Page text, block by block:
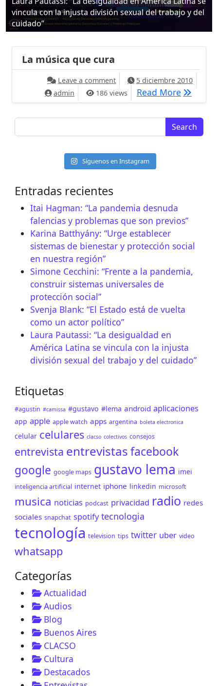
vincula con la injusta división sexual del trabajo y del
cuidado”
La música que cura
Leave a commenton La música que cura
5 diciembre 2010
admin
186 views Read More La
Search for:
Síguenos en Instagram
Entradas recientes
Itai Hagman: “La pandemia desnuda
falencias y problemas que son previos”
Karina Batthyány: “Urge establecer
sistemas de bienestar y protección social
en nuestra región”
Simone Cecchini: “Frente a la pandemia,
construir sistemas universales de
protección social”
Svenja Blank: “El Estado está de vuelta
como un actor político”
Laura Pautassi: “La desigualdad en
América Latina se vincula con la injusta
división sexual del trabajo y del cuidado”
Etiquetas
#agustin #camissa #gustavo #lema android aplicaciones
app apple apple watch apps argentina boleta electronica
celular celulares clacso colectivos consejos
entrevista entrevistasfacebook
google google maps gustavo lema imei
inteligencia artificial internet iphone linkedin microsoft
musica noticias podcast privacidad radio redes
sociales snapchat spotify tecnologia
tecnología television tips twitter uber video
whatsapp
Categorías
Actualidad
Audios
Blog
Buenos Aires
CLACSO
Cultura
Destacados